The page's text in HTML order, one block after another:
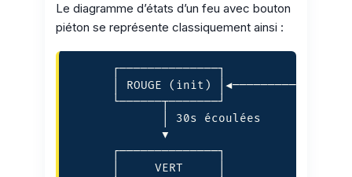
Le diagramme d’états d’un feu avec bouton
piéton se représente classiquement ainsi :
      ┌──────────────┐
│ ROUGE (init)
└──────┬───────┘
│ 30s écoulées
▼
┌──────────────┐
│     VERT     │